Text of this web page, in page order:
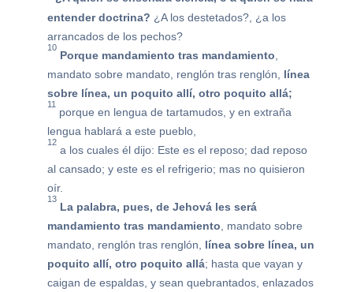
entender doctrina? ¿A los destetados?, ¿a los
arrancados de los pechos?
10
Porque mandamiento tras mandamiento
mandato sobre mandato, renglón tras renglón, línea
sobre línea, un poquito allí, otro poquito allá;
11
porque en lengua de tartamudos, y en extraña
lengua hablará a este pueblo,
12
a los cuales él dijo: Este es el reposo; dad reposo
al cansado; y este es el refrigerio; mas no quisieron
oír.
13
La palabra, pues, de Jehová les será
mandamiento tras mandamiento , mandato sobre
mandato, renglón tras renglón, línea sobre línea, un
poquito allí, otro poquito allá; hasta que vayan y
caigan de espaldas, y sean quebrantados, enlazados